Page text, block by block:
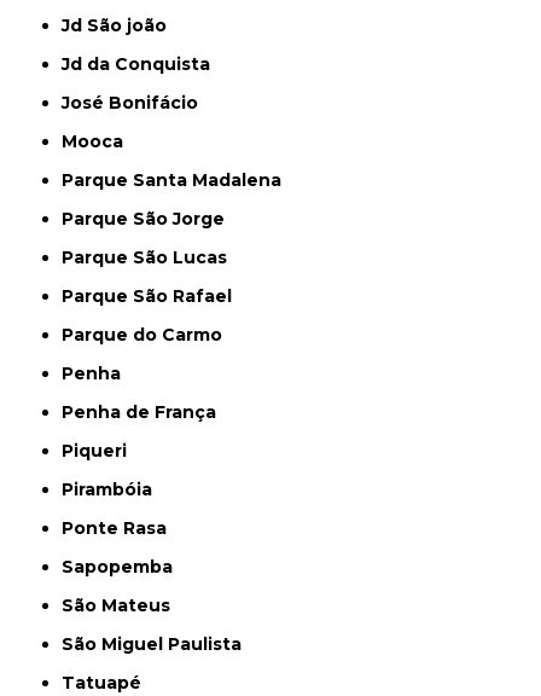
Jd São joão
Jd da Conquista
José Bonifácio
Mooca
Parque Santa Madalena
Parque São Jorge
Parque São Lucas
Parque São Rafael
Parque do Carmo
Penha
Penha de França
Piqueri
Pirambóia
Ponte Rasa
Sapopemba
São Mateus
São Miguel Paulista
Tatuapé